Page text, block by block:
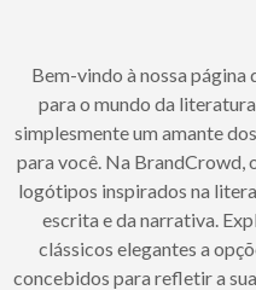
Bem-vindo à nossa
para o mundo da
simplesmente um amante
para você. Na BrandCrowd,
logótipos inspirados na
escrita e da narrativa.
clássicos elegantes a
concebidos para refletir a